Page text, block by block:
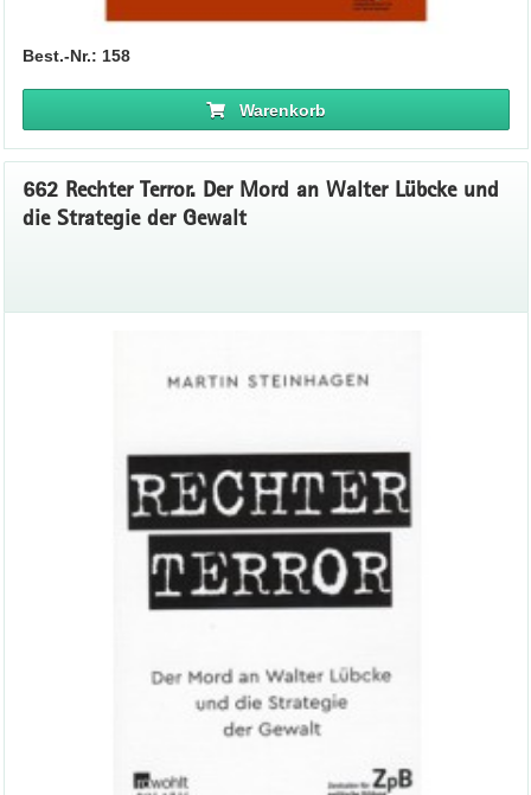
Best.-Nr.: 158
Warenkorb
662 Rechter Terror. Der Mord an Walter Lübcke und
die Strategie der Gewalt